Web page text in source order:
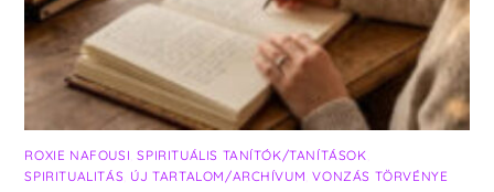
ROXIE NAFOUSI ,SPIRITUÁLIS TANÍTÓK/TANÍTÁSOK
SPIRITUALITÁS ÚJ TARTALOM/ARCHÍVUM ,VONZÁS TÖRVÉNYE